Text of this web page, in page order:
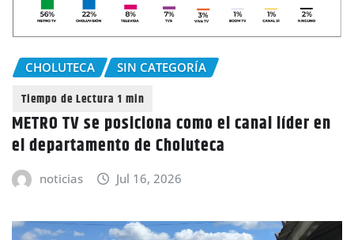
CHOLUTECA SIN CATEGORÍA
METRO TV se posiciona como el canal líder en
el departamento de Choluteca
noticias Jul 16, 2026